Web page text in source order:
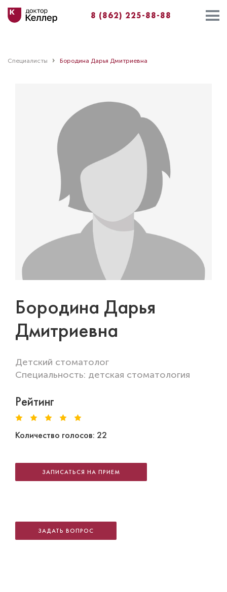
8 (862) 225-88-88⁣⁣
Специалисты Бородина Дарья Дмитриевна
Бородина Дарья
Дмитриевна
Детский стоматолог
Специальность: детская стоматология
Рейтинг
Количество голосов: 22
ЗАПИСАТЬСЯ НА ПРИЕМ
ЗАДАТЬ ВОПРОС